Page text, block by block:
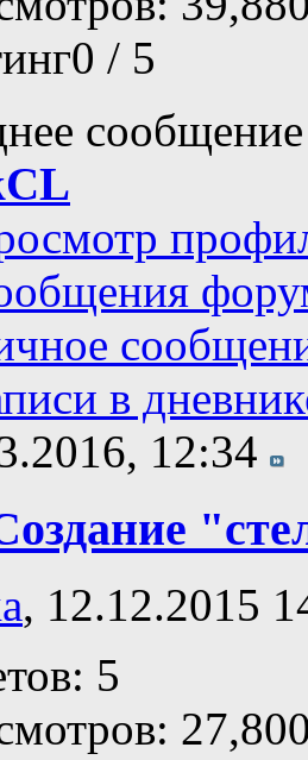
11
/ 5
в
12:34
, 12.12.2015